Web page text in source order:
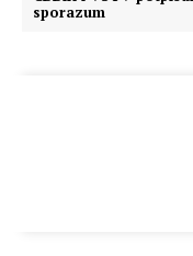
sporazum